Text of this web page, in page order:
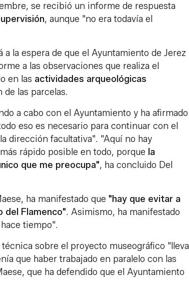
se recibió un informe de respuesta
, aunque "no era todavía el
a la espera de que el Ayuntamiento de Jerez
a las observaciones que realiza el
en las actividades arqueológicas
de las parcelas.
a cabo con el Ayuntamiento y ha afirmado
eso es necesario para continuar con el
dirección facultativa". "Aquí no hay
rápido posible en todo, porque la
que me preocupa", ha concluido Del
ha manifestado que "hay que evitar a
del Flamenco". Asimismo, ha manifestado
tiempo".
sobre el proyecto museográfico "lleva
que haber trabajado en paralelo con las
que ha defendido que el Ayuntamiento